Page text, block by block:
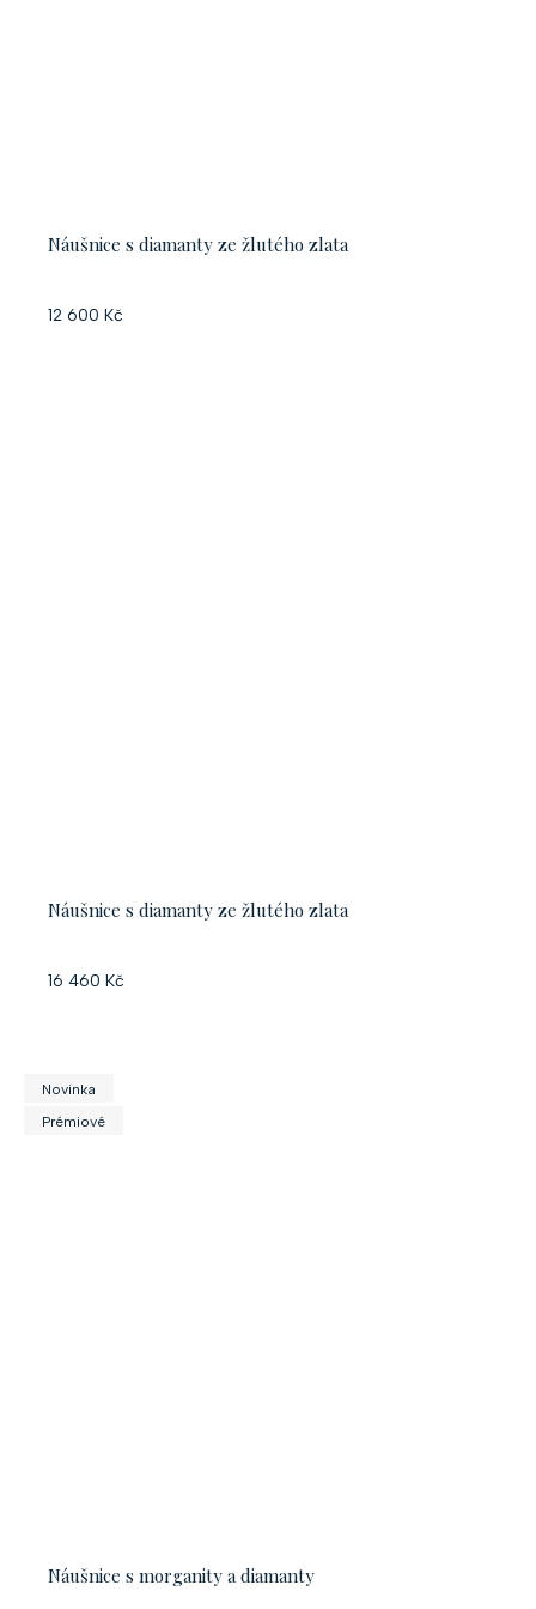
Náušnice s diamanty ze žlutého zlata
12 600 Kč
Náušnice s diamanty ze žlutého zlata
16 460 Kč
Novinka
Prémiové
Náušnice s morganity a diamanty